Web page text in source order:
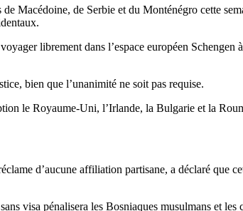
Macédoine, de Serbie et du Monténégro cette
librement dans l’espace européen Schengen
bien que l’unanimité ne soit pas requise.
le Royaume-Uni, l’Irlande, la Bulgarie et la
d’aucune affiliation partisane, a déclaré que
visa pénalisera les Bosniaques musulmans et